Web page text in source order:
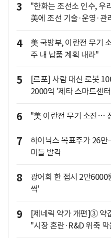
3
"한화는 조선소 인수,
美에 조선 기술·운영·관
4
美 국방부, 이란전 무기
주 내 납품 계획 내라"
5
[르포] 사람 대신 로봇
2000억 '제타 스마트센
6 "美 이란전 무기 소진…
7
하이닉스 목표주가 26
미들 발칵
8
광어회 한 접시 2만
썩'
9
[제네릭 약가 개편]③ 약
"시장 혼란·R&D 위축